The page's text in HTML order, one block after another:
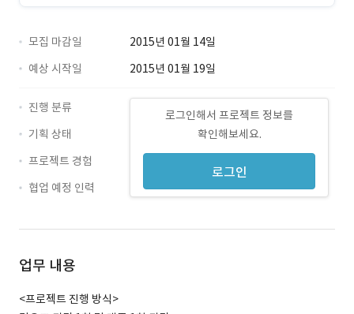
모집 마감일
2015년 01월 14일
예상 시작일
2015년 01월 19일
로그인해서 프로젝트 정보를
확인해보세요.
로그인
진행 분류
기획 상태
프로젝트 경험
협업 예정 인력
업무 내용
<프로젝트 진행 방식>